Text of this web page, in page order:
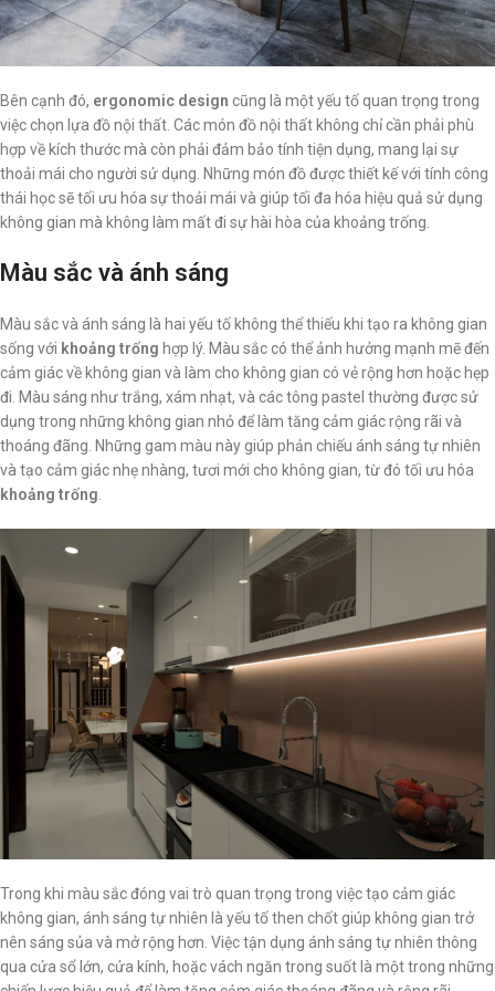
Bên cạnh đó, ergonomic design cũng là một yếu tố quan trọng trong
việc chọn lựa đồ nội thất. Các món đồ nội thất không chỉ cần phải phù
hợp về kích thước mà còn phải đảm bảo tính tiện dụng, mang lại sự
thoải mái cho người sử dụng. Những món đồ được thiết kế với tính công
thái học sẽ tối ưu hóa sự thoải mái và giúp tối đa hóa hiệu quả sử dụng
không gian mà không làm mất đi sự hài hòa của khoảng trống.
Màu sắc và ánh sáng
Màu sắc và ánh sáng là hai yếu tố không thể thiếu khi tạo ra không gian
sống với khoảng trống hợp lý. Màu sắc có thể ảnh hưởng mạnh mẽ đến
cảm giác về không gian và làm cho không gian có vẻ rộng hơn hoặc hẹp
đi. Màu sáng như trắng, xám nhạt, và các tông pastel thường được sử
dụng trong những không gian nhỏ để làm tăng cảm giác rộng rãi và
thoáng đãng. Những gam màu này giúp phản chiếu ánh sáng tự nhiên
và tạo cảm giác nhẹ nhàng, tươi mới cho không gian, từ đó tối ưu hóa
khoảng trống.
Trong khi màu sắc đóng vai trò quan trọng trong việc tạo cảm giác
không gian, ánh sáng tự nhiên là yếu tố then chốt giúp không gian trở
nên sáng sủa và mở rộng hơn. Việc tận dụng ánh sáng tự nhiên thông
qua cửa sổ lớn, cửa kính, hoặc vách ngăn trong suốt là một trong những